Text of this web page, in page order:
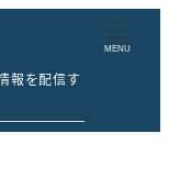
報を配信す
MENU